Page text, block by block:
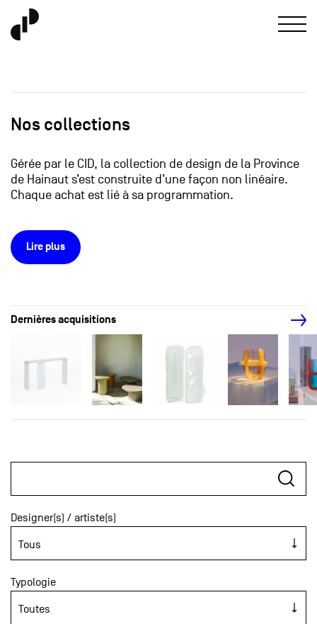
Nos collections
Gérée par le CID, la collection de design de la Province
de Hainaut s’est construite d’une façon non linéaire.
Chaque achat est lié à sa programmation.
Lire plus
Dernières acquisitions
Designer(s) / artiste(s)
Typologie